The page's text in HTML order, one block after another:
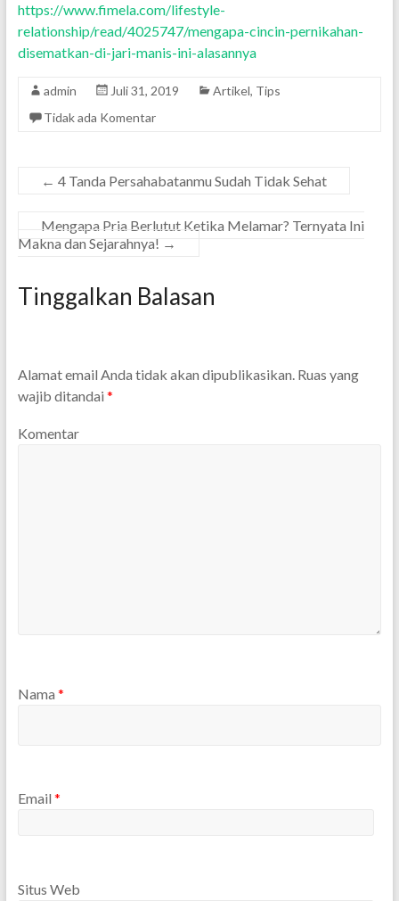
https://www.fimela.com/lifestyle-
relationship/read/4025747/mengapa-cincin-pernikahan-
disematkan-di-jari-manis-ini-alasannya
admin Juli 31, 2019 Artikel, Tips
Tidak ada Komentar
← 4 Tanda Persahabatanmu Sudah Tidak Sehat
Mengapa Pria Berlutut Ketika Melamar? Ternyata Ini
Makna dan Sejarahnya! →
Tinggalkan Balasan
Alamat email Anda tidak akan dipublikasikan.Ruas yang
wajib ditandai *
Komentar
Nama *
Email *
Situs Web